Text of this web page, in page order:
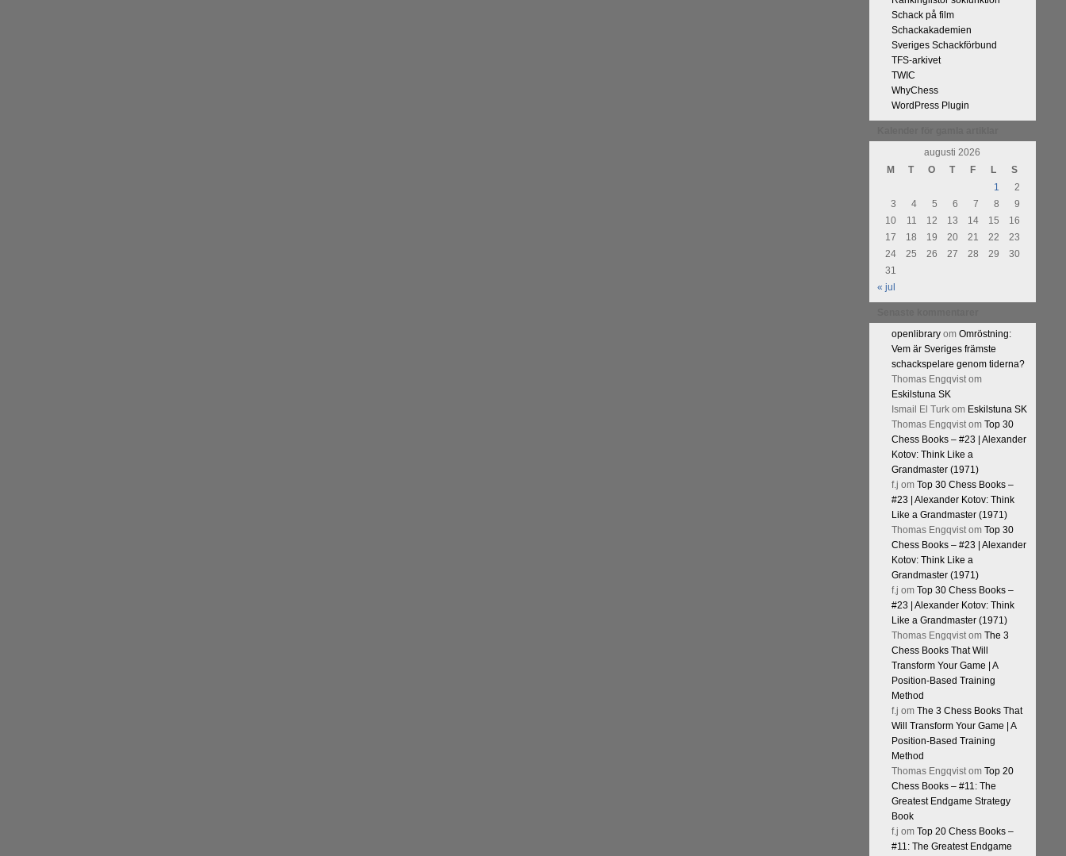
Schack på film
Schackakademien
Sveriges Schackförbund
TFS-arkivet
TWIC
WhyChess
WordPress Plugin
augusti 2026
M
T O T F L
S
1
2
3
4 5 6 7 8
9
10
11 12 13 14 15
16
17
18 19 20 21 22
23
24
25 26 27 28 29
30
31
« jul
openlibraryom Omröstning:
Vem är Sveriges främste
schackspelare genom tiderna?
Thomas Engqvistom
Eskilstuna SK
Ismail El Turkom Eskilstuna SK
Thomas Engqvistom Top 30
Chess Books – #23 | Alexander
Kotov: Think Like a
Grandmaster (1971)
f.j om Top 30 Chess Books –
#23 | Alexander Kotov: Think
Like a Grandmaster (1971)
Thomas Engqvistom Top 30
Chess Books – #23 | Alexander
Kotov: Think Like a
Grandmaster (1971)
f.j om Top 30 Chess Books –
#23 | Alexander Kotov: Think
Like a Grandmaster (1971)
Thomas Engqvistom The 3
Chess Books That Will
Transform Your Game | A
Position-Based Training
Method
f.j om The 3 Chess Books That
Will Transform Your Game | A
Position-Based Training
Method
Thomas Engqvistom Top 20
Chess Books – #11: The
Greatest Endgame Strategy
Book
f.j om Top 20 Chess Books –
#11: The Greatest Endgame